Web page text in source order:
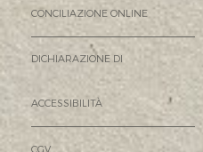
CONCILIAZIONE ONLINE
DICHIARAZIONE DI
ACCESSIBILITÀ